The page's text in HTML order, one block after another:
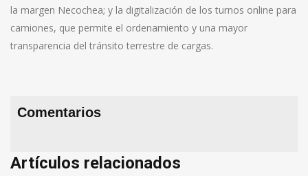
la margen Necochea; y la digitalización de los turnos online para
camiones, que permite el ordenamiento y una mayor
transparencia del tránsito terrestre de cargas.
Comentarios
Artículos relacionados